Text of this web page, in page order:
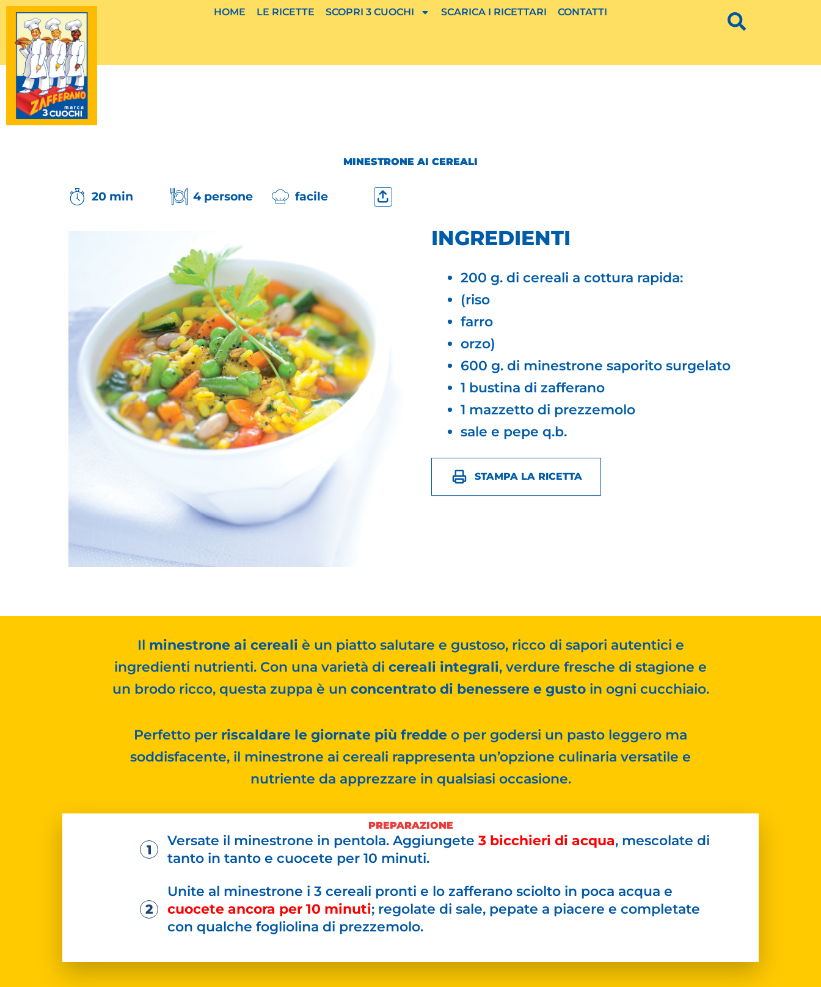
Vai
contenuto
HOME LE RICETTE SCOPRI 3 CUOCHI SCARICA I RICETTARI CONTATTI
MINESTRONE AI CEREALI
20 min 4 persone facile
INGREDIENTI
200 g. di cereali a cottura rapida:
(riso
farro
orzo)
600 g. di minestrone saporito surgelato
1 bustina di zafferano
1 mazzetto di prezzemolo
sale e pepe q.b.
STAMPA LA RICETTA
Il minestrone ai cereali è un piatto salutare e gustoso, ricco di sapori autentici e
ingredienti nutrienti. Con una varietà di cereali integrali, verdure fresche di stagione e
un brodo ricco, questa zuppa è un concentrato di benessere e gustoin ogni cucchiaio.
Perfetto per riscaldare le giornate più fredde o per godersi un pasto leggero ma
soddisfacente, il minestrone ai cereali rappresenta un’opzione culinaria versatile e
nutriente da apprezzare in qualsiasi occasione.
PREPARAZIONE
Versate il minestrone in pentola. Aggiungete 3 bicchieri di acqua, mescolate di
tanto in tanto e cuocete per 10 minuti.
Unite al minestrone i 3 cereali pronti e lo zafferano sciolto in poca acqua e
cuocete ancora per 10 minuti; regolate di sale, pepate a piacere e completate
con qualche fogliolina di prezzemolo.